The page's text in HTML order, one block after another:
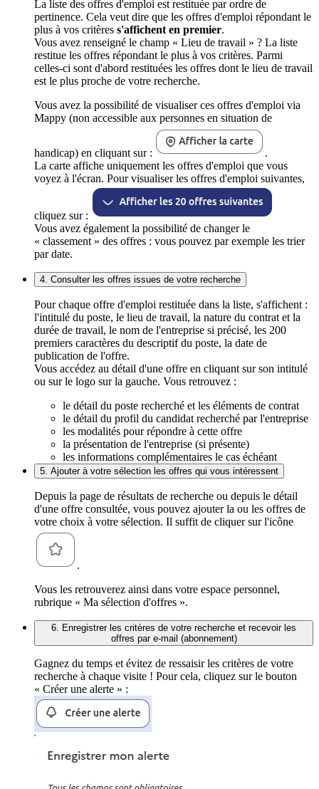
La liste des offres d'emploi est restituée par ordre de
pertinence. Cela veut dire que les offres d'emploi répondant le
plus à vos critères s'affichent en premier.
Vous avez renseigné le champ « Lieu de travail » ? La liste
restitue les offres répondant le plus à vos critères. Parmi
celles-ci sont d'abord restituées les offres dont le lieu de travail
est le plus proche de votre recherche.
Vous avez la possibilité de visualiser ces offres d'emploi via
Mappy (non accessible aux personnes en situation de
handicap) en cliquant sur :
.
La carte affiche uniquement les offres d'emploi que vous
voyez à l'écran. Pour visualiser les offres d'emploi suivantes,
cliquez sur :
Vous avez également la possibilité de changer le
« classement » des offres : vous pouvez par exemple les trier
par date.
4. Consulter les offres issues de votre recherche
Pour chaque offre d'emploi restituée dans la liste, s'affichent :
l'intitulé du poste, le lieu de travail, la nature du contrat et la
durée de travail, le nom de l'entreprise si précisé, les 200
premiers caractères du descriptif du poste, la date de
publication de l'offre.
Vous accédez au détail d'une offre en cliquant sur son intitulé
ou sur le logo sur la gauche. Vous retrouvez :
le détail du poste recherché et les éléments de contrat
le détail du profil du candidat recherché par l'entreprise
les modalités pour répondre à cette offre
la présentation de l'entreprise (si présente)
les informations complémentaires le cas échéant
5. Ajouter à votre sélection les offres qui vous intéressent
Depuis la page de résultats de recherche ou depuis le détail
d'une offre consultée, vous pouvez ajouter la ou les offres de
votre choix à votre sélection. Il suffit de cliquer sur l'icône
.
Vous les retrouverez ainsi dans votre espace personnel,
rubrique « Ma sélection d'offres ».
6. Enregistrer les critères de votre recherche et recevoir les
offres par e-mail (abonnement)
Gagnez du temps et évitez de ressaisir les critères de votre
recherche à chaque visite ! Pour cela, cliquez sur le bouton
« Créer une alerte » :